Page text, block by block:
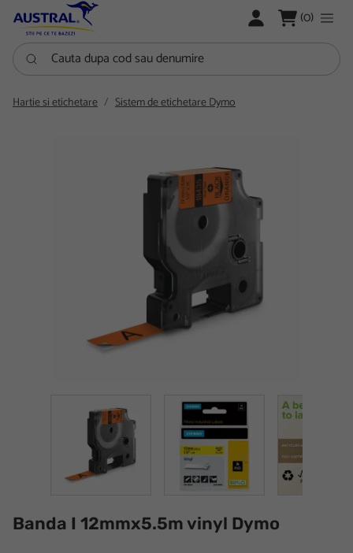
LOGARE (0)
Cauta dupa cod sau denumire
Hartie si etichetare Sistem de etichetare Dymo
Banda I 12mmx5.5m vinyl Dymo